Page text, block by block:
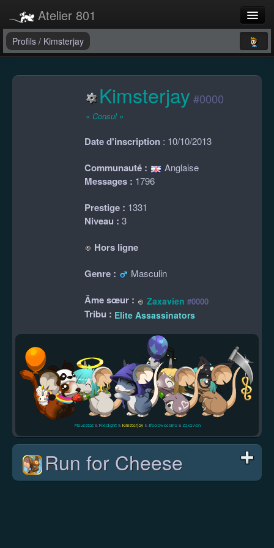
Atelier 801
Forums
Profils / Kimsterjay
Kimsterjay #0000
« Consul »
Date d'inscription : 10/10/2013
Communauté : Anglaise
Messages : 1796
Prestige : 1331
Niveau : 3
Hors ligne
Genre :
Masculin
Âme sœur : Zaxavien #0000
Tribu : Elite Assassinators
Run for Cheese